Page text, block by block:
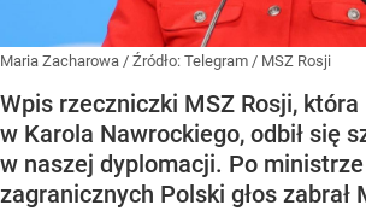
Maria Zacharowa / Źródło: Telegram / MSZ Rosji
Wpis rzeczniczki MSZ Rosji, która
w Karola Nawrockiego, odbił się
w naszej dyplomacji. Po
zagranicznych Polski głos zabrał